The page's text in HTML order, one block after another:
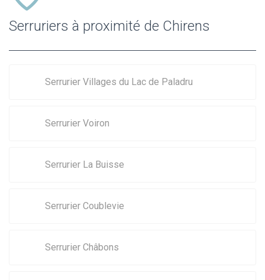
Serruriers à proximité de Chirens
Serrurier Villages du Lac de Paladru
Serrurier Voiron
Serrurier La Buisse
Serrurier Coublevie
Serrurier Châbons